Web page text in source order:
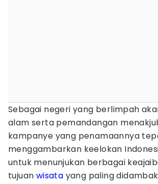
Sebagai negeri yang berlimpah
alam serta pemandangan
kampanye yang penamaannya
menggambarkan keelokan
untuk menunjukan berbagai
tujuan wisata yang paling